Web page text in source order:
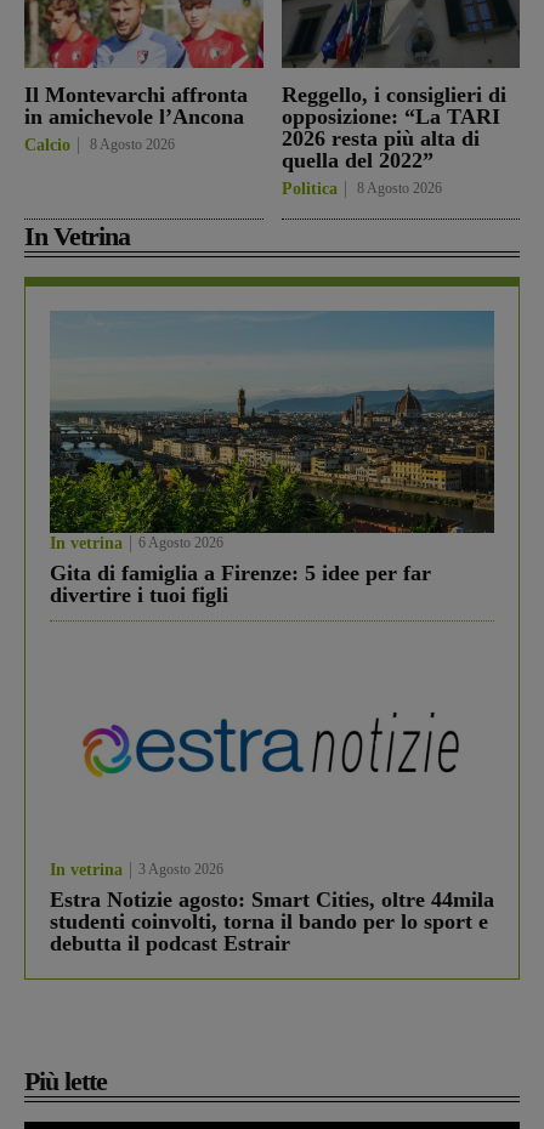
Il Montevarchi affronta
in amichevole l’Ancona
Calcio 8 Agosto 2026
Reggello, i consiglieri di
opposizione: “La TARI
2026 resta più alta di
quella del 2022”
Politica 8 Agosto 2026
In Vetrina
In vetrina 6 Agosto 2026
Gita di famiglia a Firenze: 5 idee per far
divertire i tuoi figli
In vetrina 3 Agosto 2026
Estra Notizie agosto: Smart Cities, oltre 44mila
studenti coinvolti, torna il bando per lo sport e
debutta il podcast Estrair
Più lette